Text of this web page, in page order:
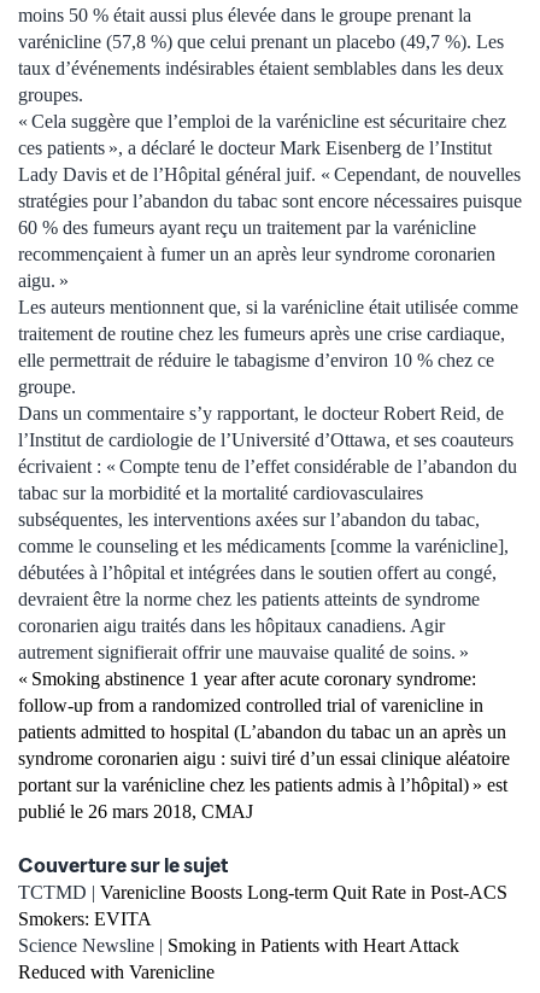
moins 50 % était aussi plus élevée dans le groupe prenant la
varénicline (57,8 %) que celui prenant un placebo (49,7 %). Les
taux d’événements indésirables étaient semblables dans les deux
groupes.
« Cela suggère que l’emploi de la varénicline est sécuritaire chez
ces patients », a déclaré le docteur Mark Eisenberg de l’Institut
Lady Davis et de l’Hôpital général juif. « Cependant, de nouvelles
stratégies pour l’abandon du tabac sont encore nécessaires puisque
60 % des fumeurs ayant reçu un traitement par la varénicline
recommençaient à fumer un an après leur syndrome coronarien
aigu. »
Les auteurs mentionnent que, si la varénicline était utilisée comme
traitement de routine chez les fumeurs après une crise cardiaque,
elle permettrait de réduire le tabagisme d’environ 10 % chez ce
groupe.
Dans un commentaire s’y rapportant, le docteur Robert Reid, de
l’Institut de cardiologie de l’Université d’Ottawa, et ses coauteurs
écrivaient : « Compte tenu de l’effet considérable de l’abandon du
tabac sur la morbidité et la mortalité cardiovasculaires
subséquentes, les interventions axées sur l’abandon du tabac,
comme le counseling et les médicaments [comme la varénicline],
débutées à l’hôpital et intégrées dans le soutien offert au congé,
devraient être la norme chez les patients atteints de syndrome
coronarien aigu traités dans les hôpitaux canadiens. Agir
autrement signifierait offrir une mauvaise qualité de soins. »
« Smoking abstinence 1 year after acute coronary syndrome:
follow-up from a randomized controlled trial of varenicline in
patients admitted to hospital (L’abandon du tabac un an après un
syndrome coronarien aigu : suivi tiré d’un essai clinique aléatoire
portant sur la varénicline chez les patients admis à l’hôpital) » est
publié le 26 mars 2018, CMAJ
Couverture sur le sujet
TCTMD | Varenicline Boosts Long-term Quit Rate in Post-ACS
Smokers: EVITA
Science Newsline | Smoking in Patients with Heart Attack
Reduced with Varenicline